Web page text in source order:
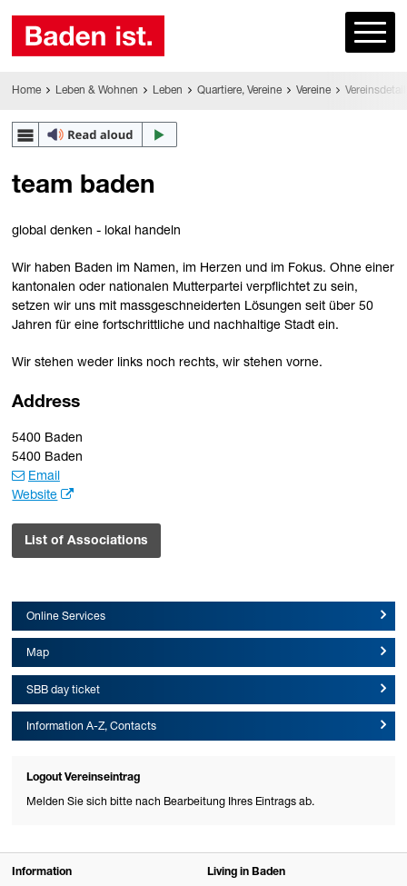
Home Leben & Wohnen Leben Quartiere, Vereine Vereine
team baden
global denken - lokal handeln
Wir haben Baden im Namen, im Herzen und im Fokus. Ohne einer
kantonalen oder nationalen Mutterpartei verpflichtet zu sein,
setzen wir uns mit massgeschneiderten Lösungen seit über 50
Jahren für eine fortschrittliche und nachhaltige Stadt ein.
Wir stehen weder links noch rechts, wir stehen vorne.
Address
5400 Baden
5400 Baden
Email
Website
List of Associations
Online Services
Map
SBB day ticket
Information A-Z, Contacts
Logout Vereinseintrag
Melden Sie sich bitte nach Bearbeitung Ihres Eintrags ab.
Information Living in Baden